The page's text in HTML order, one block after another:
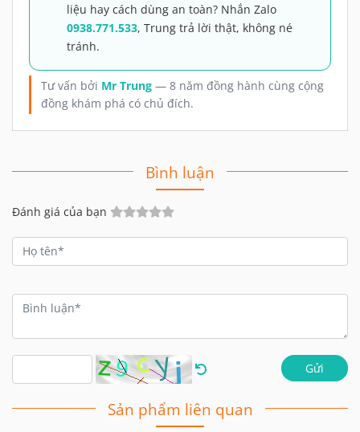
liệu hay cách dùng an toàn? Nhắn Zalo
0938.771.533, Trung trả lời thật, không né
tránh.
Tư vấn bởi Mr Trung — 8 năm đồng hành cùng cộng
đồng khám phá có chủ đích.
Bình luận
Đánh giá của bạn
Gửi
Sản phẩm liên quan